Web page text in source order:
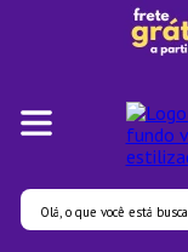
Olá, o que você está